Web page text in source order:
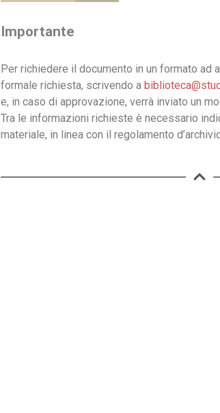
Importante
Per richiedere il documento in un formato
formale richiesta, scrivendo a
e, in caso di approvazione, verrà inviato un
Tra le informazioni richieste è necessario
materiale, in linea con il regolamento